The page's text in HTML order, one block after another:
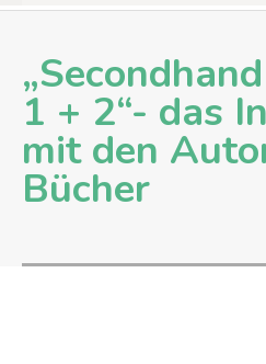
1 + 2“- das
mit den
Bücher